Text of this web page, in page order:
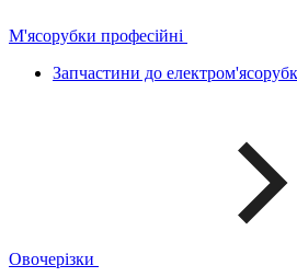
М'ясорубки професійні
Запчастини до
Овочерізки